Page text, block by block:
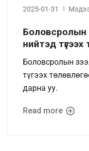
2025-01-31
Боловсролын
нийтэд
Боловсролын
түгээх
дарна уу.
Read more